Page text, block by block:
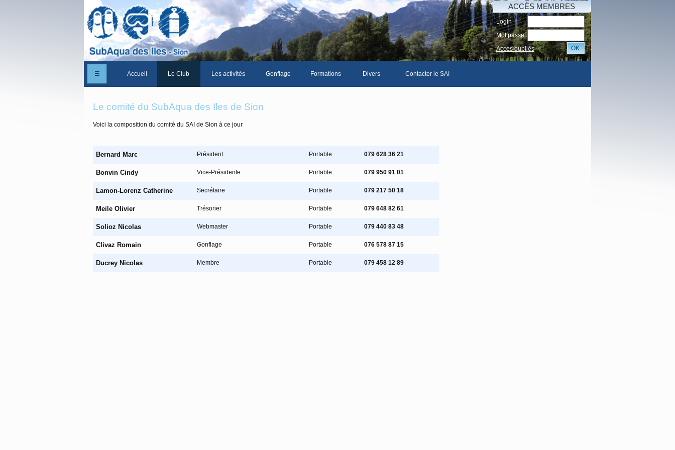
ACCÈS MEMBRES
Login
Mot passe
Accés oubliés
OK
☰ Accueil Le Club
Les membres du club
La Cabane des Iles
Le domaine des Iles
Adhérer/Devenir membre
Les activités Gonflage Formations Divers
Documents divers
Piscine Sion
Contacter le SAI
Le comité du SubAqua des Iles de Sion
Voici la composition du comité du SAI de Sion à ce jour
Bernard Marc Président Portable 079 628 36 21
Bonvin Cindy Vice-Présidente Portable 079 950 91 01
Lamon-Lorenz Catherine Secrétaire Portable 079 217 50 18
Meile Olivier Trésorier Portable 079 648 82 61
Solioz Nicolas Webmaster Portable 079 440 83 48
Clivaz Romain Gonflage Portable 076 578 87 15
Ducrey Nicolas Membre Portable 079 458 12 89